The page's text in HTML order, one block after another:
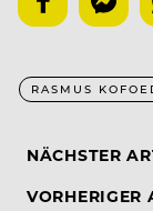
RASMUS
NÄCHSTER
VORHERIGER